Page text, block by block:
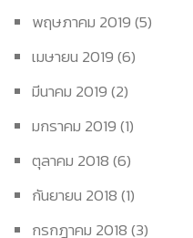
พฤษภาคม 2019(5)
เมษายน 2019(6)
มีนาคม 2019(2)
มกราคม 2019(1)
ตุลาคม 2018(6)
กันยายน 2018(1)
กรกฎาคม 2018(3)